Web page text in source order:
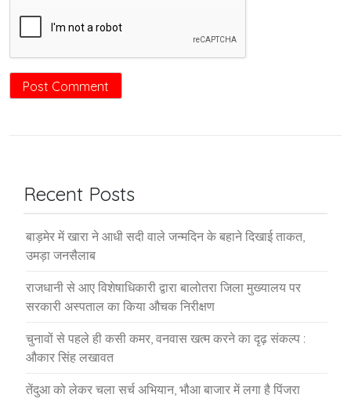
Recent Posts
बाड़मेर में खारा ने आधी सदी वाले जन्मदिन के बहाने दिखाई ताकत,
उमड़ा जनसैलाब
राजधानी से आए विशेषाधिकारी द्वारा बालोतरा जिला मुख्यालय पर
सरकारी अस्पताल का किया औचक निरीक्षण
चुनावों से पहले ही कसी कमर, वनवास खत्म करने का दृढ़ संकल्प :
औकार सिंह लखावत
तेंदुआ को लेकर चला सर्च अभियान, भौआ बाजार में लगा है पिंजरा